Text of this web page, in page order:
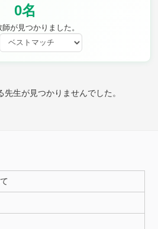
0名
が見つかりました。
生が見つかりませんでした。
理科
図画工作 書写